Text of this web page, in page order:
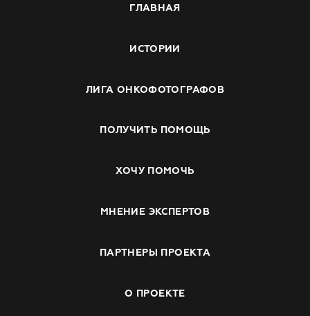
ГЛАВНАЯ
ИСТОРИИ
ЛИГА ОНКОФОТОГРАФОВ
ПОЛУЧИТЬ ПОМОЩЬ
ХОЧУ ПОМОЧЬ
МНЕНИЕ ЭКСПЕРТОВ
ПАРТНЕРЫ ПРОЕКТА
О ПРОЕКТЕ